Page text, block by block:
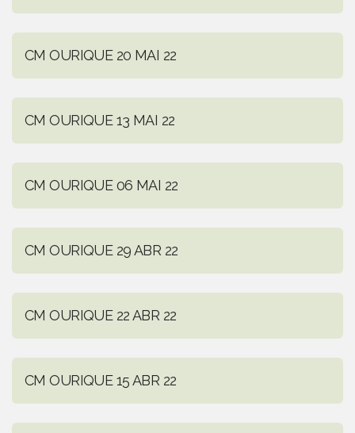
CM OURIQUE 20 MAI 22
CM OURIQUE 13 MAI 22
CM OURIQUE 06 MAI 22
CM OURIQUE 29 ABR 22
CM OURIQUE 22 ABR 22
CM OURIQUE 15 ABR 22